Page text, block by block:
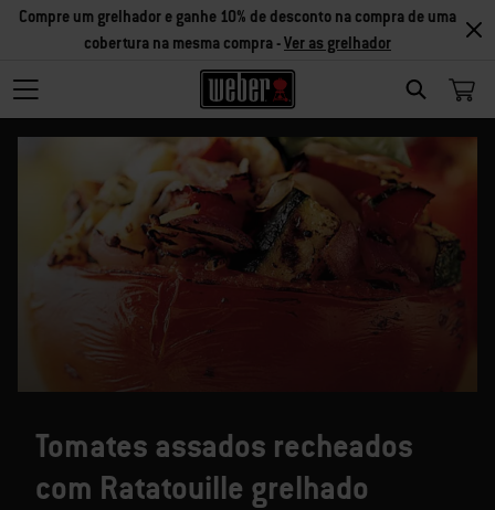
SEARCH
Compre um grelhador e ganhe 10% de desconto na compra de uma
cobertura na mesma compra -Ver as grelhador
Tomates assados recheados
com Ratatouille grelhado